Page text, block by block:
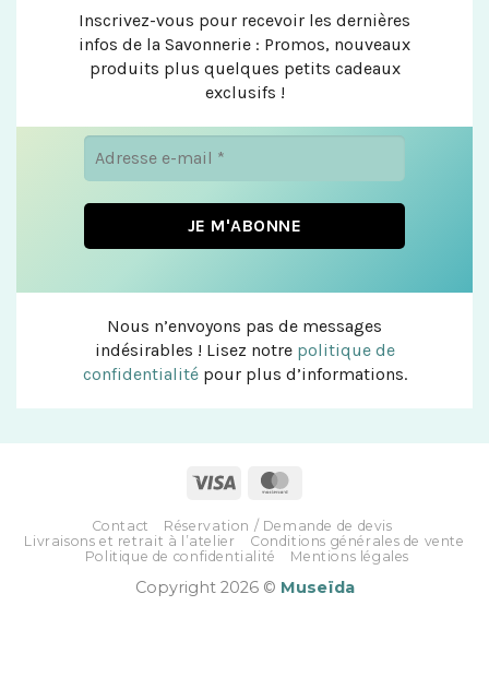
Inscrivez-vous pour recevoir les dernières
infos de la Savonnerie : Promos, nouveaux
produits plus quelques petits cadeaux
exclusifs !
Nous n’envoyons pas de messages
indésirables ! Lisez notre politique de
confidentialitépour plus d’informations.
Contact
Réservation / Demande de devis
Livraisons et retrait à l’atelier
Conditions générales de vente
Politique de confidentialité
Mentions légales
Copyright 2026 © Museïda